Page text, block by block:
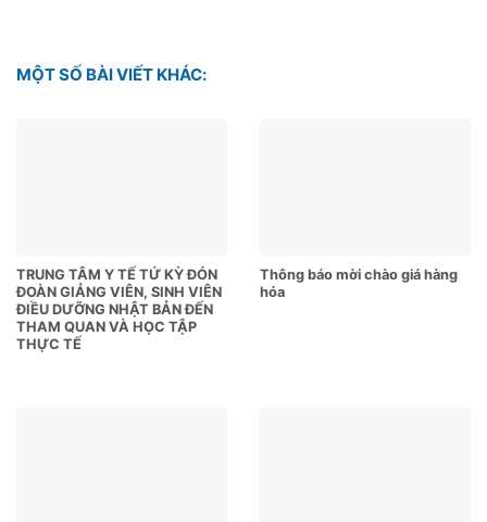
MỘT SỐ BÀI VIẾT KHÁC:
TRUNG TÂM Y TẾ TỨ KỲ ĐÓN
ĐOÀN GIẢNG VIÊN, SINH VIÊN
ĐIỀU DƯỠNG NHẬT BẢN ĐẾN
THAM QUAN VÀ HỌC TẬP
THỰC TẾ
Thông báo mời chào giá hàng
hóa